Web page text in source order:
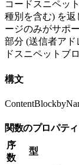
コードスニペッ
種別を含む) を
ージのみがサポ
部分 (送信者ア
ドスニペットブ
構文
関数のプロパティ
序
数
型